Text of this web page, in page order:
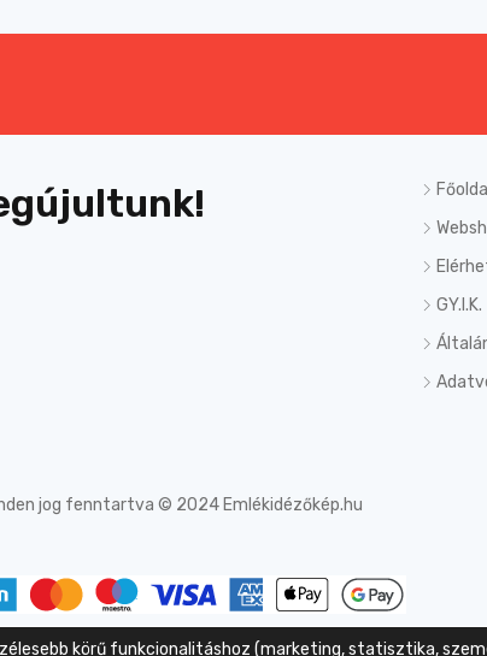
Főoldal
GY.I.K.
jog fenntartva © 2024 Emlékidézőkép.hu
körű funkcionalitáshoz (marketing, statisztika,